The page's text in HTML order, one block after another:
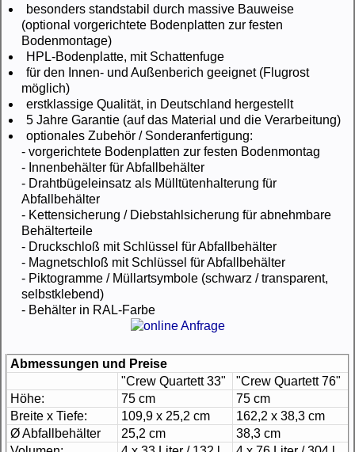
besonders standstabil durch massive Bauweise
(optional vorgerichtete Bodenplatten zur festen
Bodenmontage)
HPL-Bodenplatte, mit Schattenfuge
für den Innen- und Außenberich geeignet (Flugrost
möglich)
erstklassige Qualität, in Deutschland hergestellt
5 Jahre Garantie (auf das Material und die Verarbeitung)
optionales Zubehör / Sonderanfertigung:
- vorgerichtete Bodenplatten zur festen Bodenmontag
- Innenbehälter für Abfallbehälter
- Drahtbügeleinsatz als Mülltütenhalterung für
Abfallbehälter
- Kettensicherung / Diebstahlsicherung für abnehmbare
Behälterteile
- Druckschloß mit Schlüssel für Abfallbehälter
- Magnetschloß mit Schlüssel für Abfallbehälter
- Piktogramme / Müllartsymbole (schwarz / transparent,
selbstklebend)
- Behälter in RAL-Farbe
Abmessungen und Preise
"Crew Quartett 33"
"Crew Quartett 76"
Höhe:
75 cm
75 cm
Breite x Tiefe:
109,9 x 25,2 cm
162,2 x 38,3 cm
Ø Abfallbehälter
25,2 cm
38,3 cm